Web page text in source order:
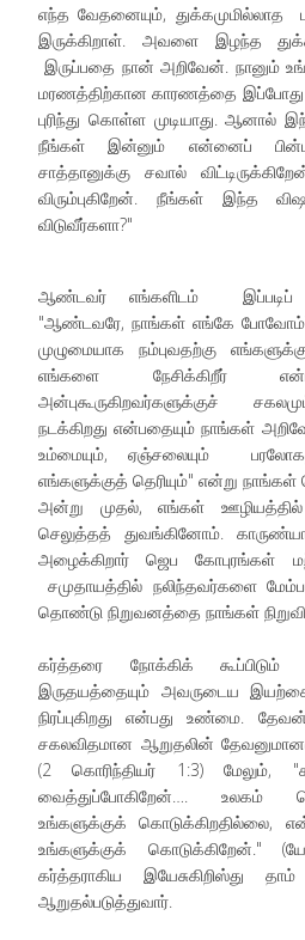
எந்த வேதனையும்,
இருக்கிறாள். அவளை இழந்த
இருப்பதை நான் அறிவேன். நானும்
மரணத்திற்கான காரணத்தை
புரிந்து கொள்ள முடியாது. ஆனால்
நீங்கள் இன்னும் என்னைப்
சாத்தானுக்கு சவால்
விரும்புகிறேன். நீங்கள் இந்த
விடுவீர்களா?"
ஆண்டவர் எங்களிடம் இப்படிப்
"ஆண்டவரே, நாங்கள் எங்கே
முழுமையாக நம்புவதற்கு
எங்களை நேசிக்கிறீர்
அன்புகூருகிறவர்களுக்குச்
நடக்கிறது என்பதையும் நாங்கள்
உம்மையும், ஏஞ்சலையும்
எங்களுக்குத் தெரியும்" என்று
அன்று முதல், எங்கள்
செலுத்தத் துவங்கினோம்.
அழைக்கிறார் ஜெப கோபுரங்கள்
சமுதாயத்தில் நலிந்தவர்களை
தொண்டு நிறுவனத்தை நாங்கள்
கர்த்தரை நோக்கிக் கூப்பிடும்
இருதயத்தையும் அவருடைய
நிரப்புகிறது என்பது உண்மை.
சகலவிதமான ஆறுதலின்
(2 கொரிந்தியர் 1:3) மேலும்,
வைத்துப்போகிறேன்…. உலகம்
உங்களுக்குக் கொடுக்கிறதில்லை,
உங்களுக்குக் கொடுக்கிறேன்."
கர்த்தராகிய இயேசுகிறிஸ்து
ஆறுதல்படுத்துவார்.